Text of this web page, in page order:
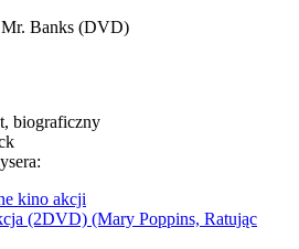
Mr. Banks (DVD)
biograficzny
kino akcji
(2DVD) (Mary Poppins, Ratując